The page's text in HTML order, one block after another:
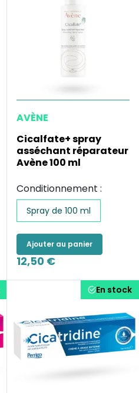
AVÈNE
Cicalfate+ spray
asséchant réparateur
Avène 100 ml
Conditionnement :
Spray de 100 ml
Ajouter au panier
12,50 €
En stock